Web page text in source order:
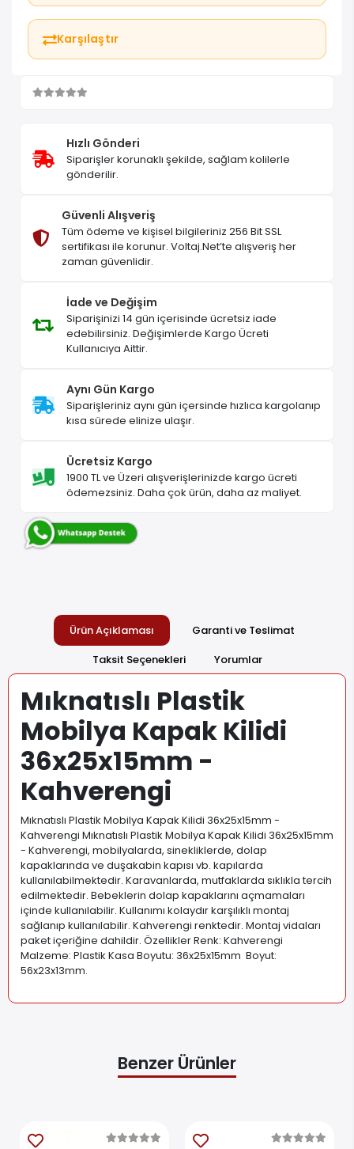
Karşılaştır
Hızlı Gönderi
Siparişler korunaklı şekilde, sağlam kolilerle
gönderilir.
Güvenli Alışveriş
Tüm ödeme ve kişisel bilgileriniz 256 Bit SSL
sertifikası ile korunur. Voltaj.Net’te alışveriş her
zaman güvenlidir.
İade ve Değişim
Siparişinizi 14 gün içerisinde ücretsiz iade
edebilirsiniz. Değişimlerde Kargo Ücreti
Kullanıcıya Aittir.
Aynı Gün Kargo
Siparişleriniz aynı gün içersinde hızlıca kargolanıp
kısa sürede elinize ulaşır.
Ücretsiz Kargo
1900 TL ve Üzeri alışverişlerinizde kargo ücreti
ödemezsiniz. Daha çok ürün, daha az maliyet.
Ürün Açıklaması
Garanti ve Teslimat
Taksit Seçenekleri
Yorumlar
Mıknatıslı Plastik
Mobilya Kapak Kilidi
36x25x15mm -
Kahverengi
Mıknatıslı Plastik Mobilya Kapak Kilidi 36x25x15mm -
Kahverengi Mıknatıslı Plastik Mobilya Kapak Kilidi 36x25x15mm
- Kahverengi, mobilyalarda, sinekliklerde, dolap
kapaklarında ve duşakabin kapısı vb. kapılarda
kullanılabilmektedir. Karavanlarda, mutfaklarda sıklıkla tercih
edilmektedir. Bebeklerin dolap kapaklarını açmamaları
içinde kullanılabilir. Kullanımı kolaydır karşılıklı montaj
sağlanıp kullanılabilir. Kahverengi renktedir. Montaj vidaları
paket içeriğine dahildir. Özellikler Renk: Kahverengi
Malzeme: Plastik Kasa Boyutu: 36x25x15mm Boyut:
56x23x13mm.
Benzer Ürünler